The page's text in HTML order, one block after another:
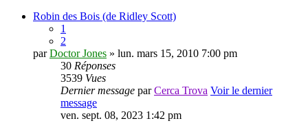
Robin des Bois (de Ridley Scott)
1
2
parDoctor Jones » lun. mars 15, 2010 7:00 pm
30 Réponses
3539 Vues
Dernier message parCerca Trova Voir le dernier
message
ven. sept. 08, 2023 1:42 pm